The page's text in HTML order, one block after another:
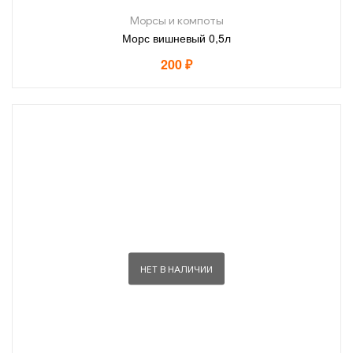
Морсы и компоты
Морс вишневый 0,5л
200₽
НЕТ В НАЛИЧИИ